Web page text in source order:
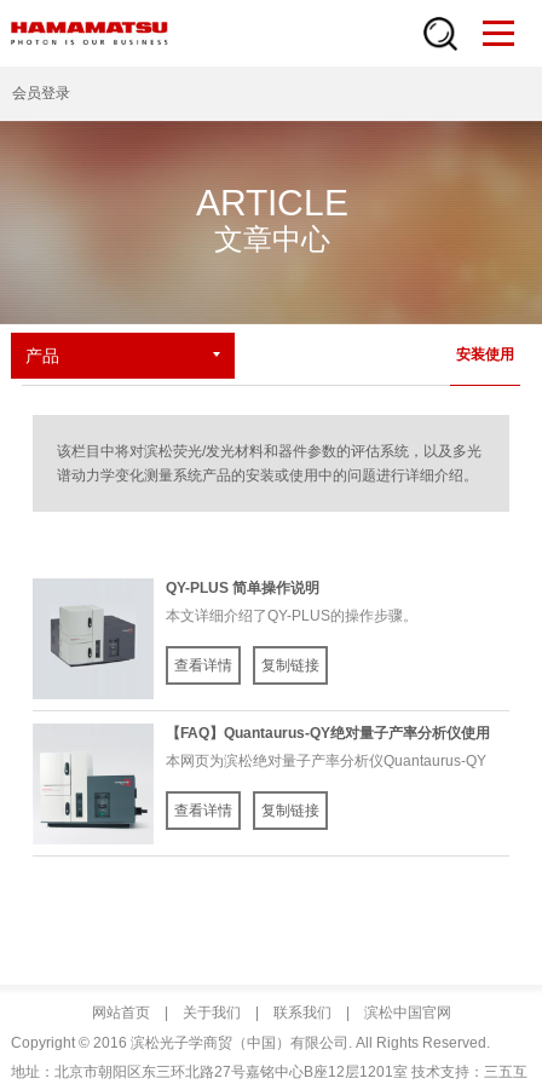
会员登录
ARTICLE
文章中心
产品 安装使用
该栏目中将对滨松荧光/发光材料和器件参数的评估系统，以及多光
谱动力学变化测量系统产品的安装或使用中的问题进行详细介绍。
QY-PLUS 简单操作说明
本文详细介绍了QY-PLUS的操作步骤。
查看详情 复制链接
【FAQ】Quantaurus-QY绝对量子产率分析仪使用
本网页为滨松绝对量子产率分析仪Quantaurus-QY
查看详情
复制链接
网站首页 关于我们 联系我们
滨松中国官网
Copyright © 2016 滨松光子学商贸（中国）有限公司. All Rights Reserved.
地址：北京市朝阳区东三环北路27号嘉铭中心B座12层1201室 技术支持：三五互